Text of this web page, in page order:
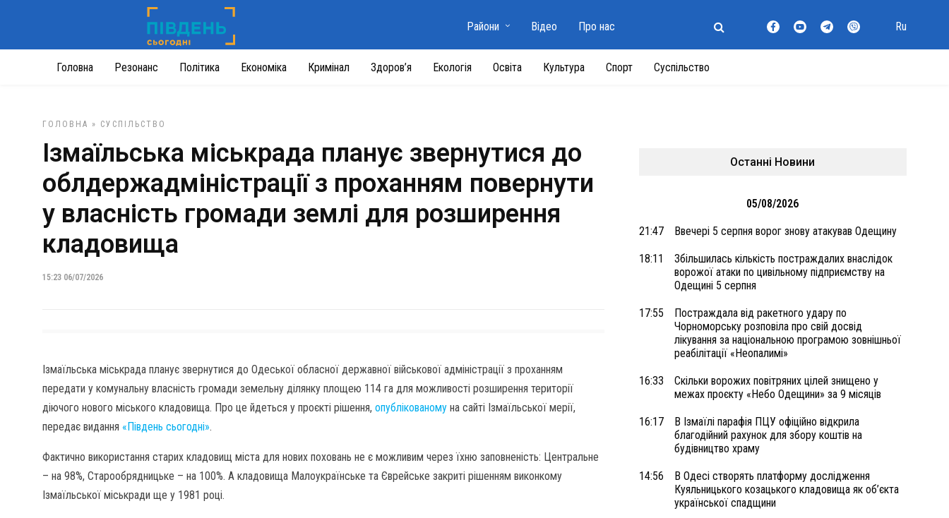
Головна Резонанс Політика Економіка Кримінал Здоров’я Екологія Освіта Культура Спорт Суспільство
Райони Відео Про нас Ru
ГОЛОВНА » СУСПІЛЬСТВО
Ізмаїльська міськрада планує звернутися до
облдержадміністрації з проханням повернути
у власність громади землі для розширення
кладовища
15:23 06/07/2026
Ізмаїльська міськрада планує звернутися до Одеської обласної державної військової адміністрації з проханням
передати у комунальну власність громади земельну ділянку площею 114 га для можливості розширення території
діючого нового міського кладовища. Про це йдеться у проєкті рішення, опублікованому на сайті Ізмаїльської мерії,
передає видання «Південь сьогодні».
Фактично використання старих кладовищ міста для нових поховань не є можливим через їхню заповненість: Центральне
– на 98%, Старообрядницьке – на 100%. А кладовища Малоукраїнське та Єврейське закриті рішенням виконкому
Ізмаїльської міськради ще у 1981 році.
Останні Новини
05/08/2026
21:47 Ввечері 5 серпня ворог знову атакував Одещину
18:11
Збільшилась кількість постраждалих внаслідок
ворожої атаки по цивільному підприємству на
Одещині 5 серпня
17:55
Постраждала від ракетного удару по
Чорноморську розповіла про свій досвід
лікування за національною програмою зовнішньої
реабілітації «Неопалимі»
16:33
Скільки ворожих повітряних цілей знищено у
межах проєкту «Небо Одещини» за 9 місяців
16:17
В Ізмаїлі парафія ПЦУ офіційно відкрила
благодійний рахунок для збору коштів на
будівництво храму
14:56
В Одесі створять платформу дослідження
Куяльницького козацького кладовища як об’єкта
української спадщини